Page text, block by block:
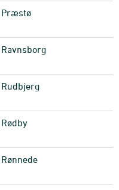
Præstø
Ravnsborg
Rudbjerg
Rødby
Rønnede